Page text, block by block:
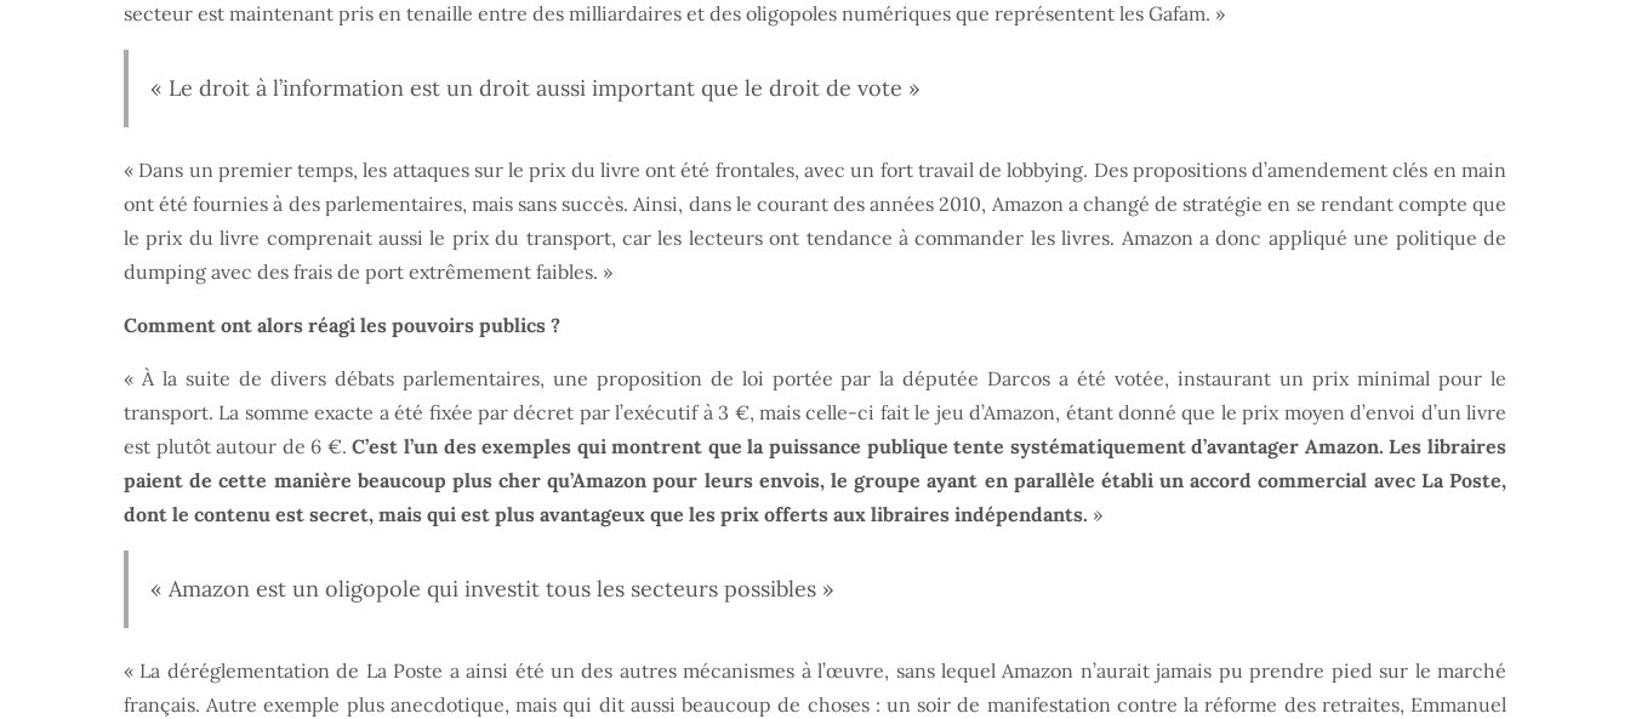
secteur est maintenant pris en tenaille entre des milliardaires et des oligopoles numériques que représentent les Gafam. »
« Le droit à l’information est un droit aussi important que le droit de vote »
« Dans un premier temps, les attaques sur le prix du livre ont été frontales, avec un fort travail de lobbying. Des propositions d’amendement clés en main
ont été fournies à des parlementaires, mais sans succès. Ainsi, dans le courant des années 2010, Amazon a changé de stratégie en se rendant compte que
le prix du livre comprenait aussi le prix du transport, car les lecteurs ont tendance à commander les livres. Amazon a donc appliqué une politique de
dumping avec des frais de port extrêmement faibles. »
Comment ont alors réagi les pouvoirs publics ?
« À la suite de divers débats parlementaires, une proposition de loi portée par la députée Darcos a été votée, instaurant un prix minimal pour le
transport. La somme exacte a été fixée par décret par l’exécutif à 3 €, mais celle-ci fait le jeu d’Amazon, étant donné que le prix moyen d’envoi d’un livre
est plutôt autour de 6 €.C’est l’un des exemples qui montrent que la puissance publique tente systématiquement d’avantager Amazon. Les libraires
paient de cette manière beaucoup plus cher qu’Amazon pour leurs envois, le groupe ayant en parallèle établi un accord commercial avec La Poste,
dont le contenu est secret, mais qui est plus avantageux que les prix offerts aux libraires indépendants. »
« Amazon est un oligopole qui investit tous les secteurs possibles »
« La déréglementation de La Poste a ainsi été un des autres mécanismes à l’œuvre, sans lequel Amazon n’aurait jamais pu prendre pied sur le marché
français. Autre exemple plus anecdotique, mais qui dit aussi beaucoup de choses : un soir de manifestation contre la réforme des retraites, Emmanuel